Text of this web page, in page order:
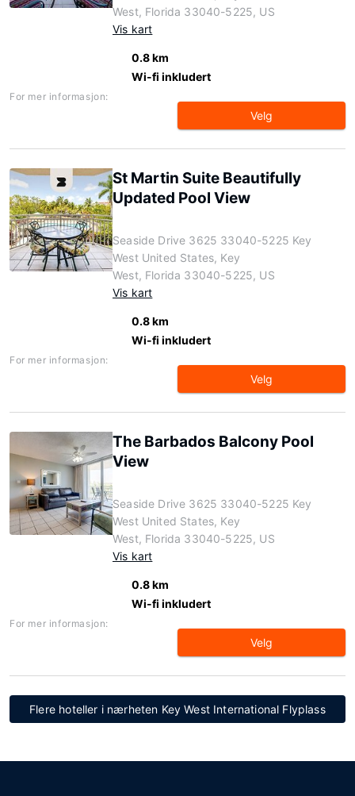
West, Florida 33040-5225, US
Vis kart
0.8 km
Wi-fi inkludert
For mer informasjon:
Velg
St Martin Suite Beautifully
Updated Pool View
Seaside Drive 3625 33040-5225 Key
West United States, Key
West, Florida 33040-5225, US
Vis kart
0.8 km
Wi-fi inkludert
For mer informasjon:
Velg
The Barbados Balcony Pool
View
Seaside Drive 3625 33040-5225 Key
West United States, Key
West, Florida 33040-5225, US
Vis kart
0.8 km
Wi-fi inkludert
For mer informasjon:
Velg
Flere hoteller i nærheten Key West International Flyplass